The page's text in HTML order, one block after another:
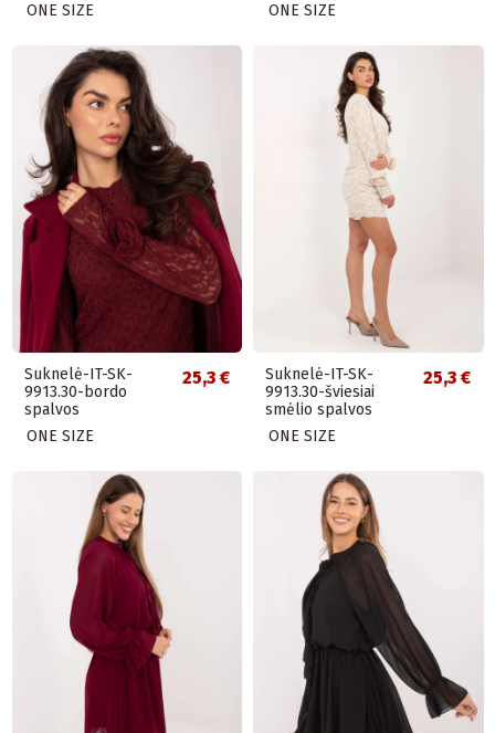
ONE SIZE ONE SIZE
Suknelė-IT-SK-
9913.30-bordo
spalvos
25,3 €
ONE SIZE
Suknelė-IT-SK-
9913.30-šviesiai
smėlio spalvos
25,3 €
ONE SIZE